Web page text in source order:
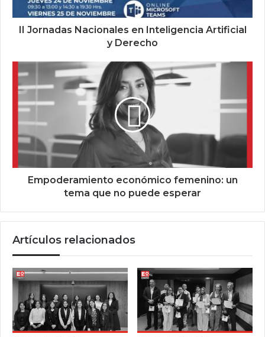
II Jornadas Nacionales en Inteligencia Artificial
y Derecho
Empoderamiento económico femenino: un
tema que no puede esperar
Artículos relacionados